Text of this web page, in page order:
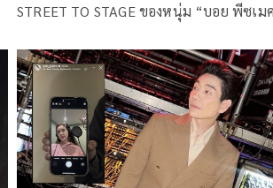
STREET TO STAGE ของหนุ่ม “บอย พีซเม
เปิดพื้นที่ให้กับทุกคนที่มีฝัน มีความสามารถ
มี ‘โอกาส‘ ได้แสดงศักยภาพ ได้ก้าวออกมาจ